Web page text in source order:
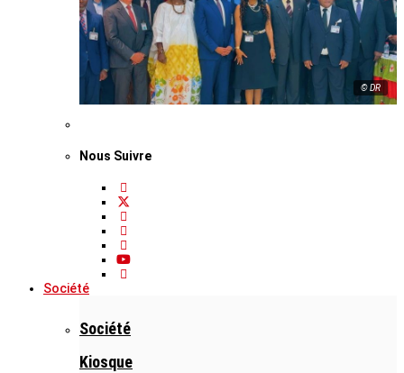
© DR
Nous Suivre
Société
Société
Kiosque